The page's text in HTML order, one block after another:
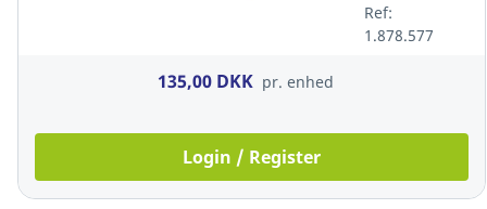
g/m2, A3,
pakke a 250
Ref:
1.878.577
135,00 DKK pr. enhed
Login / Register